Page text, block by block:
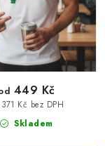
Skladem
Kč bez DPH
449 Kč